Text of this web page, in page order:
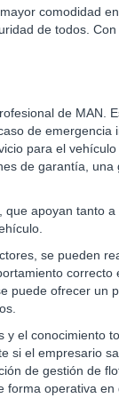
comodidad
de todos.
de MAN.
de
para el
de garantía,
apoyan tanto
se pueden
puede ofrecer un
el conocimiento
si el empresario
de gestión de
operativa